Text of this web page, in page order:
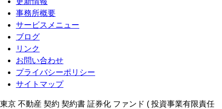
事務所概要
サービスメニュー
ブログ
リンク
お問い合わせ
プライバシーポリシー
サイトマップ
東京 不動産 契約 契約書 証券化 ファンド ( 投資事業有限責任